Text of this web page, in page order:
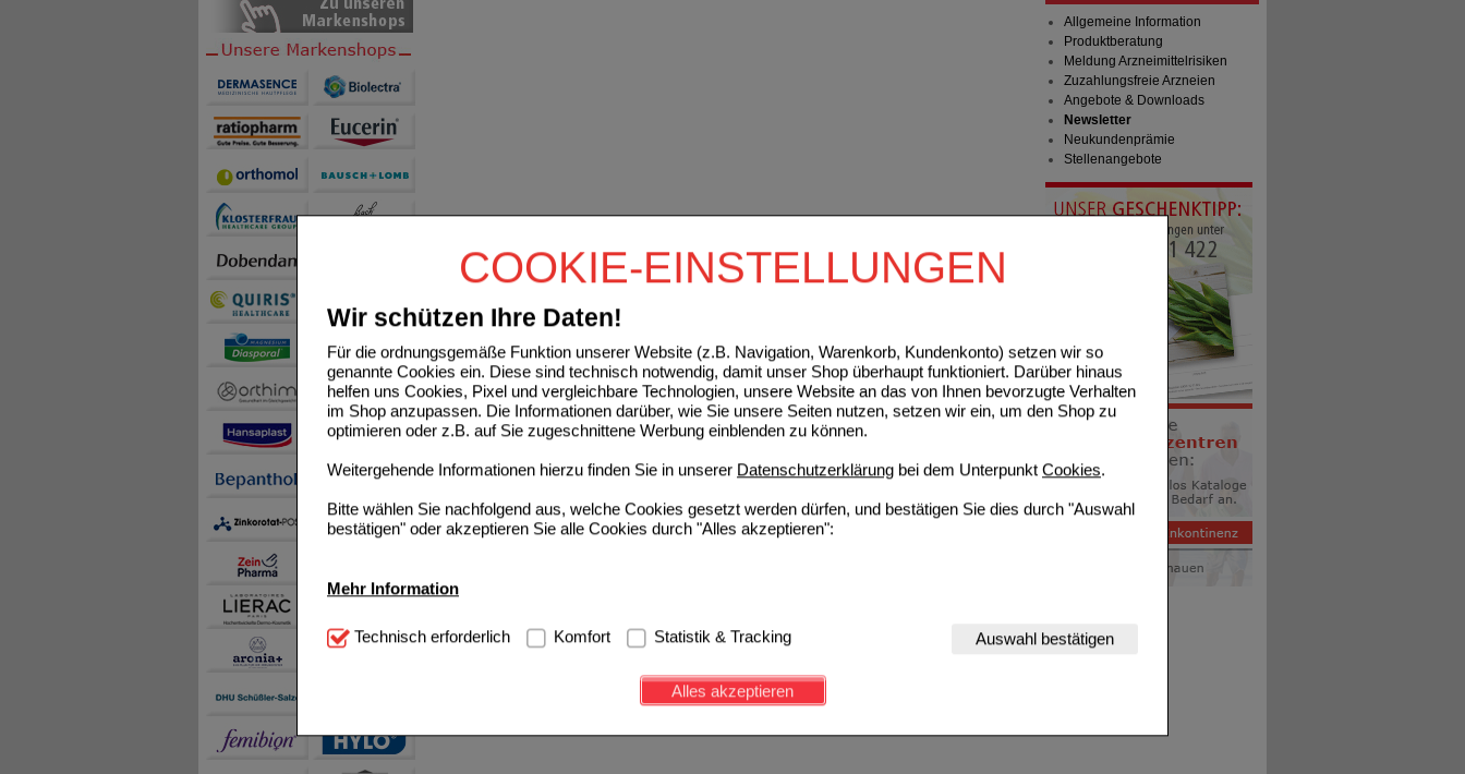
COOKIE-EINSTELLUNGEN
Wir schützen Ihre Daten!
Für die ordnungsgemäße Funktion unserer Website (z.B. Navigation, Warenkorb, Kundenkonto) setzen wir so
genannte Cookies ein. Diese sind technisch notwendig, damit unser Shop überhaupt funktioniert. Darüber hinaus
helfen uns Cookies, Pixel und vergleichbare Technologien, unsere Website an das von Ihnen bevorzugte Verhalten
im Shop anzupassen. Die Informationen darüber, wie Sie unsere Seiten nutzen, setzen wir ein, um den Shop zu
optimieren oder z.B. auf Sie zugeschnittene Werbung einblenden zu können.
Weitergehende Informationen hierzu finden Sie in unserer Datenschutzerklärung bei dem Unterpunkt Cookies.
Bitte wählen Sie nachfolgend aus, welche Cookies gesetzt werden dürfen, und bestätigen Sie dies durch "Auswahl
bestätigen" oder akzeptieren Sie alle Cookies durch "Alles akzeptieren":
Mehr Information
Technisch Notwendig: Hierbei handelt es sich um Cookies, die für die Grundfunktionen unserer Website
notwendig sind (z.B. Navigation, Warenkorb, Kundenkonto), weshalb auf diese nicht verzichtet werden kann.
Diese Cookies werden genutzt um das Einkaufserlebnis noch ansprechender zu gestalten,
beispielsweise für die Wiedererkennung des Besuchers oder unsere Seite an bevorzugte Verhaltensweisen (z.B.
Inhalte anzuzeigen und unser Partnerprogramm zu betreiben.
Technisch erforderlich Komfort Statistik & Tracking Auswahl bestätigen
Alles akzeptieren
Allgemeine Information
Produktberatung
Meldung Arzneimittelrisiken
Zuzahlungsfreie Arzneien
Angebote & Downloads
Newsletter
Neukundenprämie
Stellenangebote